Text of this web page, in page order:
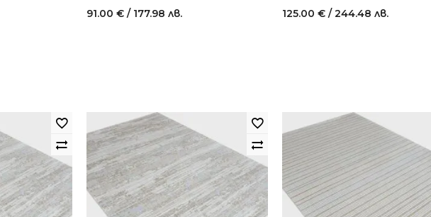
91.00 € / 177.98 лв. 125.00 € / 244.48 лв.